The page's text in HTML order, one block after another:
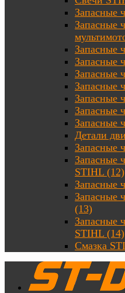
Запасные
Запасные
Запасные
Запасные
Запасные
Запасные
Запасные
Запасные
Запасные
Детали
Запасные
Запасные
STIHL (12)
Запасные
Запасные
(13)
Запасные
STIHL (14)
Смазка